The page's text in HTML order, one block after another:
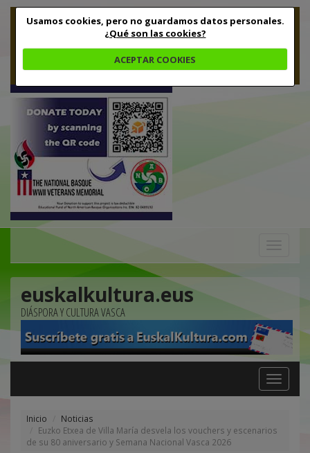
Usamos cookies, pero no guardamos datos personales.
¿Qué son las cookies?
ACEPTAR COOKIES
euskalkultura.eus
DIÁSPORA Y CULTURA VASCA
Toggle
navigation
Inicio
Noticias
Euzko Etxea de Villa María desvela los vouchers y escenarios
de su 80 aniversario y Semana Nacional Vasca 2026